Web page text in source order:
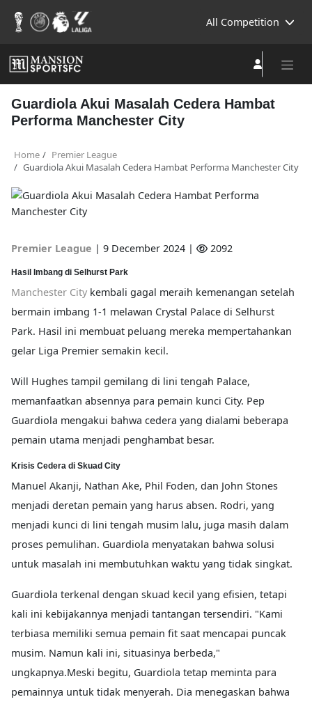
All Competition
Guardiola Akui Masalah Cedera Hambat
Performa Manchester City
Home
Premier League
Guardiola Akui Masalah Cedera Hambat Performa Manchester City
Premier League | 9 December 2024 | 2092
Hasil Imbang di Selhurst Park
Manchester City kembali gagal meraih kemenangan setelah
bermain imbang 1-1 melawan Crystal Palace di Selhurst
Park. Hasil ini membuat peluang mereka mempertahankan
gelar Liga Premier semakin kecil.
Will Hughes tampil gemilang di lini tengah Palace,
memanfaatkan absennya para pemain kunci City. Pep
Guardiola mengakui bahwa cedera yang dialami beberapa
pemain utama menjadi penghambat besar.
Krisis Cedera di Skuad City
Manuel Akanji, Nathan Ake, Phil Foden, dan John Stones
menjadi deretan pemain yang harus absen. Rodri, yang
menjadi kunci di lini tengah musim lalu, juga masih dalam
proses pemulihan. Guardiola menyatakan bahwa solusi
untuk masalah ini membutuhkan waktu yang tidak singkat.
Guardiola terkenal dengan skuad kecil yang efisien, tetapi
kali ini kebijakannya menjadi tantangan tersendiri. "Kami
terbiasa memiliki semua pemain fit saat mencapai puncak
musim. Namun kali ini, situasinya berbeda,"
ungkapnya.Meski begitu, Guardiola tetap meminta para
pemainnya untuk tidak menyerah. Dia menegaskan bahwa